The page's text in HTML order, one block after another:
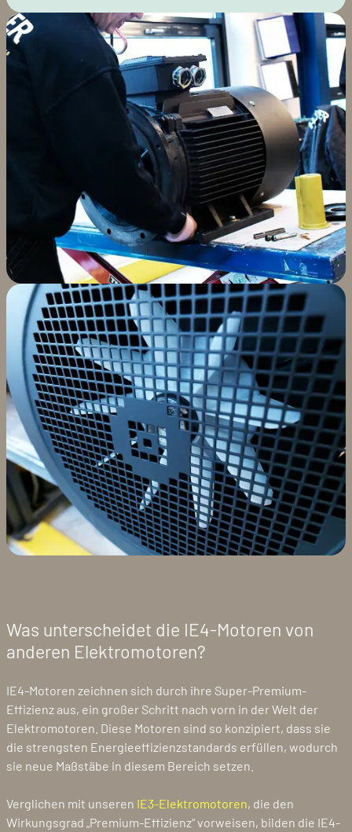
Was unterscheidet die IE4-Motoren von
anderen Elektromotoren?
IE4-Motoren zeichnen sich durch ihre Super-Premium-
Effizienz aus, ein großer Schritt nach vorn in der Welt der
Elektromotoren. Diese Motoren sind so konzipiert, dass sie
die strengsten Energieeffizienzstandards erfüllen, wodurch
sie neue Maßstäbe in diesem Bereich setzen.
Verglichen mit unseren IE3-Elektromotoren, die den
Wirkungsgrad „Premium-Effizienz“ vorweisen, bilden die IE4-